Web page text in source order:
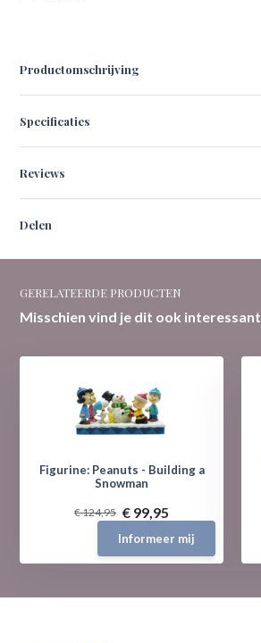
Productomschrijving
Specificaties
Reviews
Delen
GERELATEERDE PRODUCTEN
Misschien vind je dit ook interessant
Figurine: Peanuts - Building a
Snowman
€ 124,95 € 99,95
Informeer mij